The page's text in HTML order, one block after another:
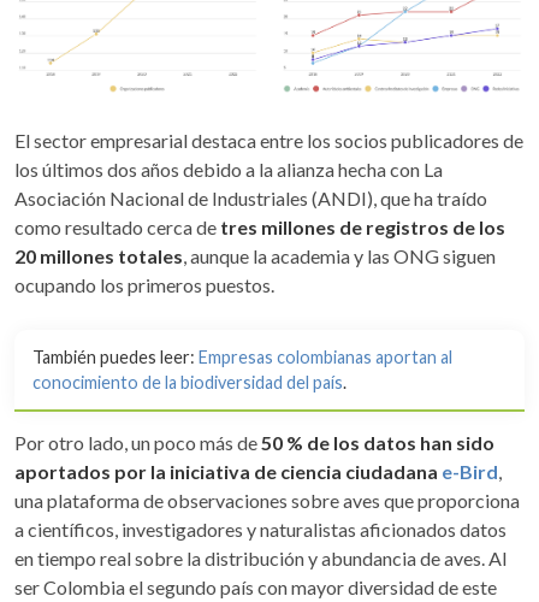
El sector empresarial destaca entre los socios publicadores de
los últimos dos años debido a la alianza hecha con La
Asociación Nacional de Industriales (ANDI), que ha traído
como resultado cerca de tres millones de registros de los
20 millones totales , aunque la academia y las ONG siguen
ocupando los primeros puestos.
También puedes leer: Empresas colombianas aportan al
conocimiento de la biodiversidad del país.
Por otro lado, un poco más de50 % de los datos han sido
aportados por la iniciativa de ciencia ciudadana e-Bird,
una plataforma de observaciones sobre aves que proporciona
a científicos, investigadores y naturalistas aficionados datos
en tiempo real sobre la distribución y abundancia de aves. Al
ser Colombia el segundo país con mayor diversidad de este